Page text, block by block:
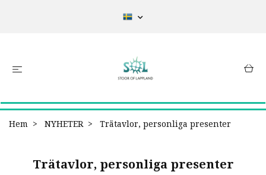
Hem NYHETER Trätavlor, personliga presenter
Trätavlor, personliga presenter